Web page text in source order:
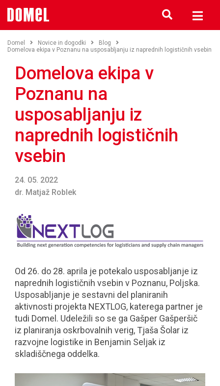
Domel Novice in dogodki
Blog
Domelova ekipa v Poznanu na usposabljanju iz naprednih logističnih vsebin
Domelova ekipa v
Poznanu na
usposabljanju iz
naprednih logističnih
vsebin
24. 05. 2022
dr. Matjaž Roblek
Od 26. do 28. aprila je potekalo usposabljanje iz
naprednih logističnih vsebin v Poznanu, Poljska.
Usposabljanje je sestavni del planiranih
aktivnosti projekta NEXTLOG, katerega partner je
tudi Domel. Udeležili so se ga Gašper Gašperšič
iz planiranja oskrbovalnih verig, Tjaša Šolar iz
razvojne logistike in Benjamin Seljak iz
skladiščnega oddelka.